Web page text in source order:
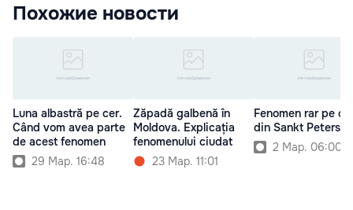
Похожие новости
Luna albastră pe cer.
Când vom avea parte
de acest fenomen
29 Мар. 16:48
Zăpadă galbenă în
Moldova. Explicația
fenomenului ciudat
23 Мар. 11:01
Fenomen rar pe
din Sankt
2 Мар. 06:00